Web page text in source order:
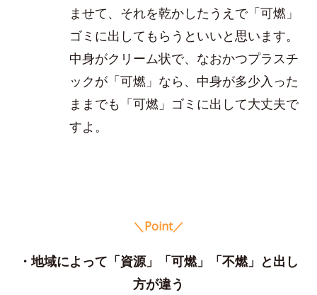
ませて、それを乾かしたうえで「可燃」
ゴミに出してもらうといいと思います。
中身がクリーム状で、なおかつプラスチ
ックが「可燃」なら、中身が多少入った
ままでも「可燃」ゴミに出して大丈夫で
すよ。
＼Point／
・地域によって「資源」「可燃」「不燃」と出し
方が違う